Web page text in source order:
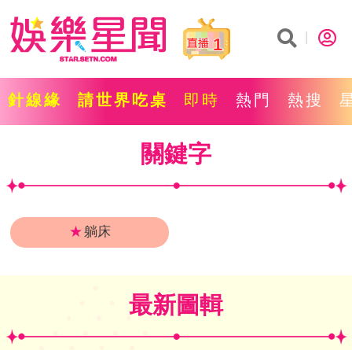
1
針線緣 請世界吃桌 即時 熱門 熱搜
關鍵字
★躺床
最新圖輯